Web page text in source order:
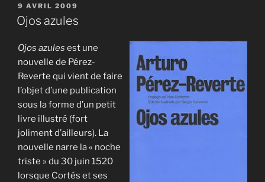
PUBLIÉ
LE
9 AVRIL 2009
Ojos azules
Ojos azules est une
nouvelle de Pérez-
Reverte qui vient de faire
l’objet d’une publication
sous la forme d’un petit
livre illustré (fort
joliment d’ailleurs). La
nouvelle narre la « noche
triste » du 30 juin 1520
lorsque Cortés et ses